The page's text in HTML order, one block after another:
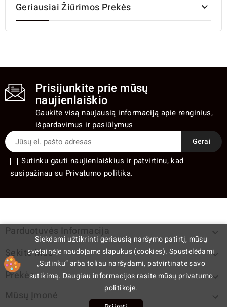
Geriausiai Žiūrimos Prekės 
Prisijunkite prie mūsų
naujienlaiškio
Gaukite visą naujausią informaciją apie renginius,
išpardavimus ir pasiūlymus
Sutinku gauti naujienlaiškius ir patvirtinu, kad
susipažinau su Privatumo politika.
Parduotuvės Informacija 
Sekite Mus 
Prekės 
Mūsų Įmonė 
Siekdami užtikrinti geriausią naršymo patirtį, mūsų
svetainėje naudojame slapukus (cookies). Spustelėdami
„Sutinku“ arba toliau naršydami, patvirtinate savo
sutikimą. Daugiau informacijos rasite mūsų privatumo
politikoje.